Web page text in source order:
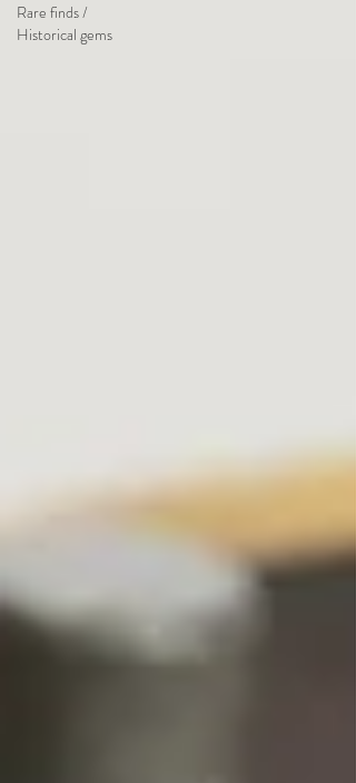
Rare finds /
Historical gems